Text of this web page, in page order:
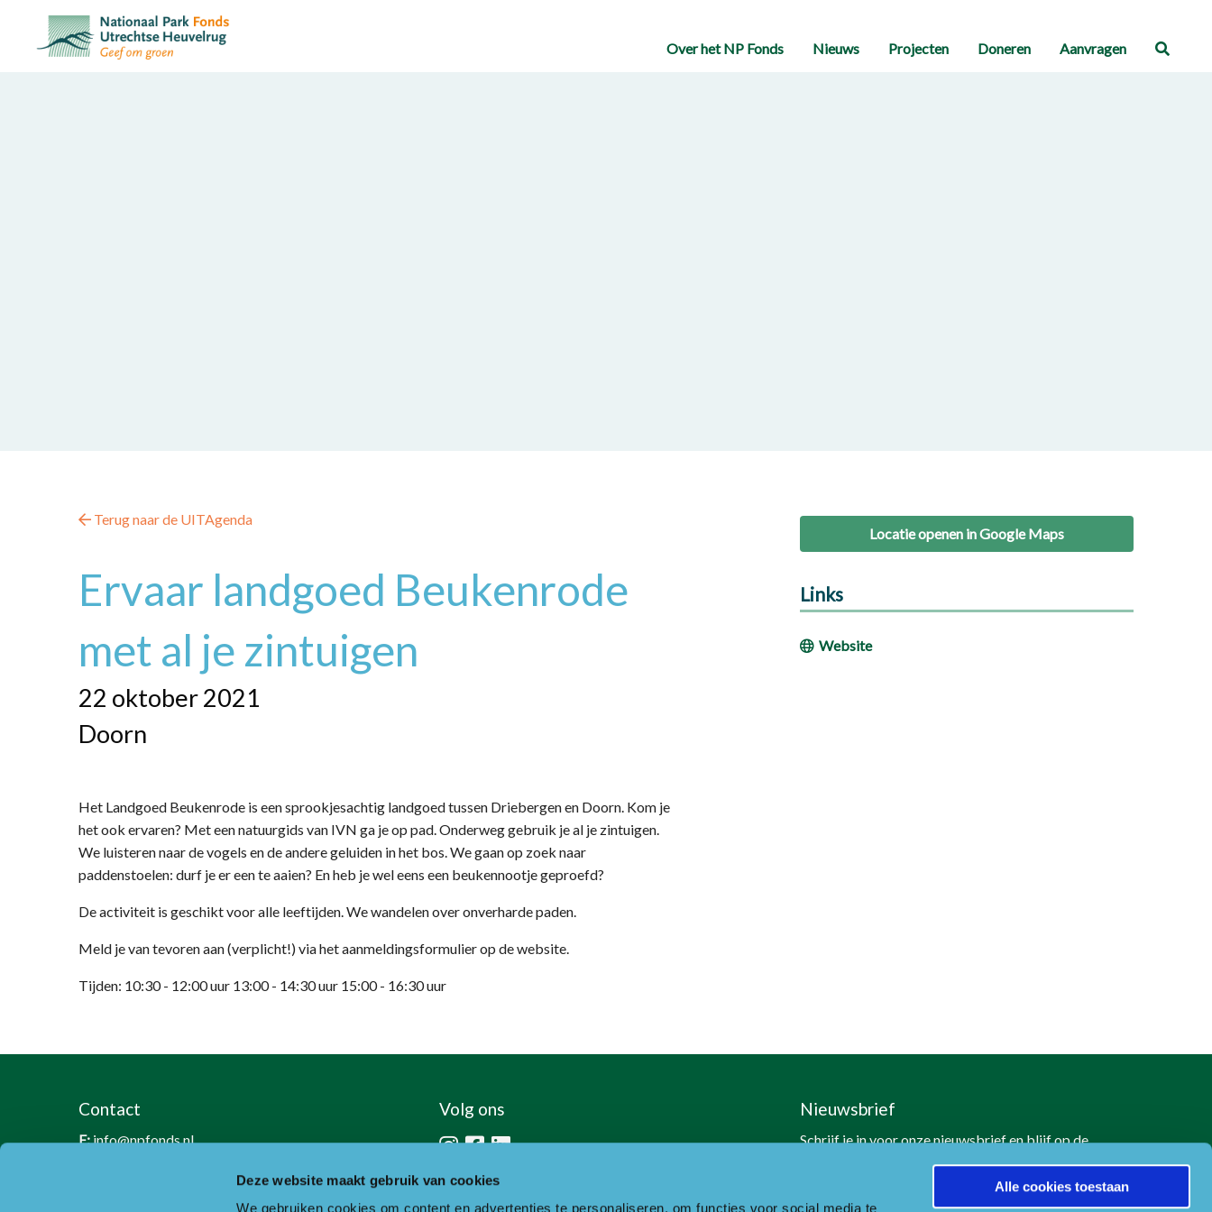
Deze website maakt gebruik van cookies
We gebruiken cookies om content en advertenties te personaliseren, om functies voor social media te
Alle cookies toestaan
Over het NP Fonds Nieuws Projecten Doneren Aanvragen
Terug naar de UITAgenda
Ervaar landgoed Beukenrode
met al je zintuigen
22 oktober 2021
Doorn
Het Landgoed Beukenrode is een sprookjesachtig landgoed tussen Driebergen en Doorn. Kom je
het ook ervaren? Met een natuurgids van IVN ga je op pad. Onderweg gebruik je al je zintuigen.
We luisteren naar de vogels en de andere geluiden in het bos. We gaan op zoek naar
paddenstoelen: durf je er een te aaien? En heb je wel eens een beukennootje geproefd?
De activiteit is geschikt voor alle leeftijden. We wandelen over onverharde paden.
Meld je van tevoren aan (verplicht!) via het aanmeldingsformulier op de website.
Tijden: 10:30 - 12:00 uur 13:00 - 14:30 uur 15:00 - 16:30 uur
Locatie openen in Google Maps
Links
Website
Contact
E:info@npfonds.nl
RSIN nummer: 818889986
Volg ons Nieuwsbrief
Schrijf je in voor onze nieuwsbrief en blijf op de
Naar aanmeldformulier